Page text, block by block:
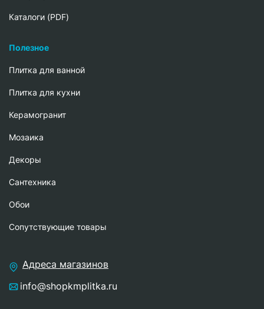
Каталоги (PDF)
Полезное
Плитка для ванной
Плитка для кухни
Керамогранит
Мозаика
Декоры
Сантехника
Обои
Сопутствующие товары
Адреса магазинов
info@shopkmplitka.ru